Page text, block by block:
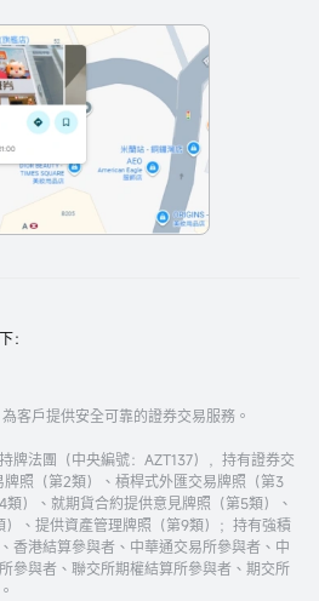
：
客戶提供安全可靠的證券交易服務。
牌法團（中央編號：AZT137），持有證券交
照（第2類）、槓桿式外匯交易牌照（第3
）、就期貨合約提供意見牌照（第5類）、
、提供資產管理牌照（第9類）；持有強積
香港結算參與者、中華通交易所參與者、中
參與者、聯交所期權結算所參與者、期交所